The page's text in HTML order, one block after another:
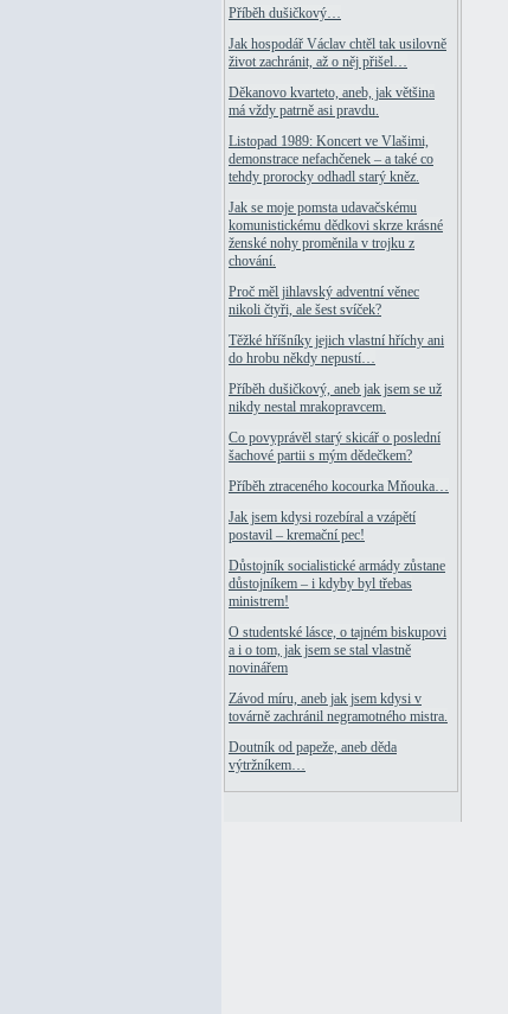
Příběh dušičkový…
Jak hospodář Václav chtěl tak usilovně
život zachránit, až o něj přišel…
Děkanovo kvarteto, aneb, jak většina
má vždy patrně asi pravdu.
Listopad 1989: Koncert ve Vlašimi,
demonstrace nefachčenek – a také co
tehdy prorocky odhadl starý kněz.
Jak se moje pomsta udavačskému
komunistickému dědkovi skrze krásné
ženské nohy proměnila v trojku z
chování.
Proč měl jihlavský adventní věnec
nikoli čtyři, ale šest svíček?
Těžké hříšníky jejich vlastní hříchy ani
do hrobu někdy nepustí…
Příběh dušičkový, aneb jak jsem se už
nikdy nestal mrakopravcem.
Co povyprávěl starý skicář o poslední
šachové partii s mým dědečkem?
Příběh ztraceného kocourka Mňouka…
Jak jsem kdysi rozebíral a vzápětí
postavil – kremační pec!
Důstojník socialistické armády zůstane
důstojníkem – i kdyby byl třebas
ministrem!
O studentské lásce, o tajném biskupovi
a i o tom, jak jsem se stal vlastně
novinářem
Závod míru, aneb jak jsem kdysi v
továrně zachránil negramotného mistra.
Doutník od papeže, aneb děda
výtržníkem…